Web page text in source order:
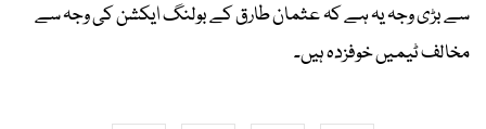
سے بڑی وجہ یہ ہے کہ عثمان طارق کے بولنگ ایکشن کی وجہ سے
مخالف ٹیمیں خوفزدہ ہیں۔